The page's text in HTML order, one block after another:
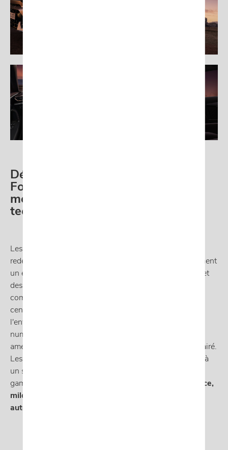
Découvrez les nouveaux CUPRA
Formentor et CUPRA Leon : Un
mélange de design et d'innovation
technologique
Les nouveaux CUPRA Formentor et CUPRA Leon,
redessinés pour captiver la prochaine génération, affichent
un extérieur distinctif, avec le logo CUPRA en vedette et
des phares LED triangulaires audacieux. L'intérieur
combine
centrale innovante et des matériaux respectueux de
l'environnement comme la microfibre recyclée. La
numérisation est priorisée, avec une interface HMI
améliorée et un système d'infodivertissement rétro-éclairé.
Les deux voitures offrent un son haut de gamme grâce à
un système audio Sennheiser à 12 haut-parleurs. La
gamme de motorisations comprend des options
essence,
mild hybrid et hybride rechargeable, avec une
autonomie électrique de plus de 100 km